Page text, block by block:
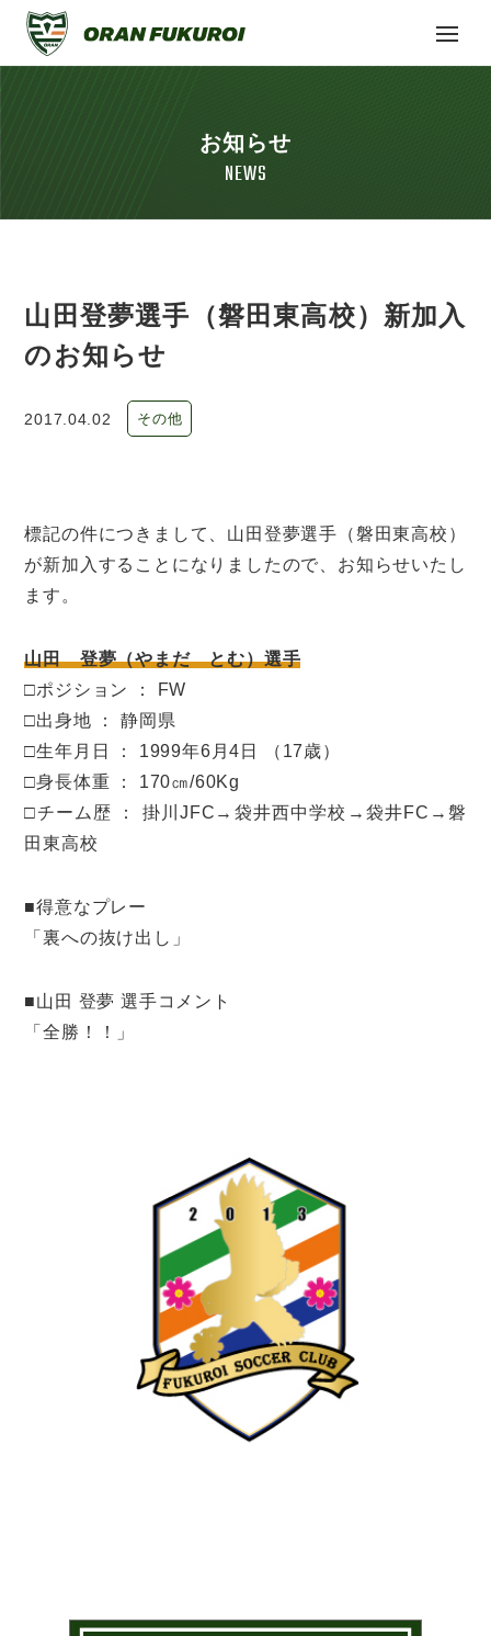
お知らせ
NEWS
山田登夢選手（磐田東高校）新加入
のお知らせ
2017.04.02 その他
標記の件につきまして、山田登夢選手（磐田東高校）
が新加入することになりましたので、お知らせいたし
ます。
山田 登夢（やまだとむ）選手
□ポジション ： FW
□出身地 ： 静岡県
□生年月日 ： 1999年6月4日 （17歳）
□身長体重 ： 170㎝/60Kg
□チーム歴 ： 掛川JFC→袋井西中学校→袋井FC→磐
田東高校
■得意なプレー
「裏への抜け出し」
■山田 登夢 選手コメント
「全勝！！」